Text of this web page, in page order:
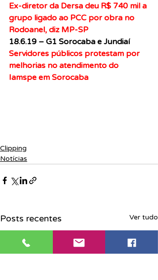
Ex-diretor da Dersa deu R$ 740 mil a
grupo ligado ao PCC por obra no
Rodoanel, diz MP-SP
18.6.19 – G1 Sorocaba e Jundiaí
Servidores públicos protestam por
melhorias no atendimento do
Iamspe em Sorocaba
Clipping
Notícias
Posts recentes Ver tudo